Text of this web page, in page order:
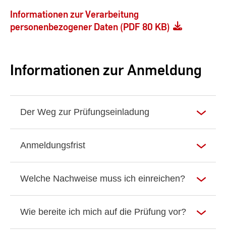
Informationen zur Verarbeitung
personenbezogener Daten (PDF 80 KB)
Informationen zur Anmeldung
Der Weg zur Prüfungseinladung
Anmeldungsfrist
Welche Nachweise muss ich einreichen?
Wie bereite ich mich auf die Prüfung vor?